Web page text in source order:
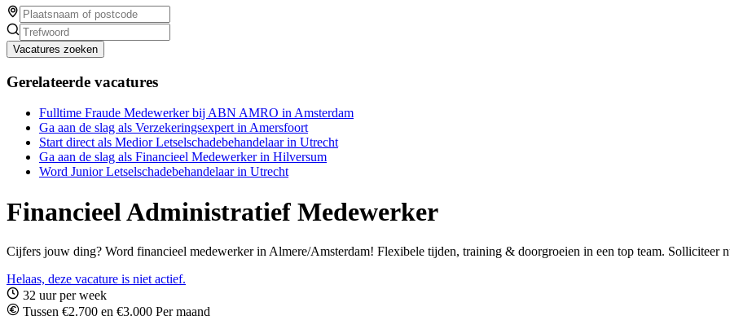
Vacatures zoeken
Gerelateerde vacatures
Fulltime Fraude Medewerker bij ABN AMRO in Amsterdam
Ga aan de slag als Verzekeringsexpert in Amersfoort
Start direct als Medior Letselschadebehandelaar in Utrecht
Ga aan de slag als Financieel Medewerker in Hilversum
Word Junior Letselschadebehandelaar in Utrecht
Financieel Administratief Medewerker
Cijfers jouw ding? Word financieel medewerker in Almere/Amsterdam! Flexibele tijden, training & doorgroeien in een top team. Solliciteer
Helaas, deze vacature is niet actief.
32 uur per week
Tussen €2.700 en €3.000 Per maand